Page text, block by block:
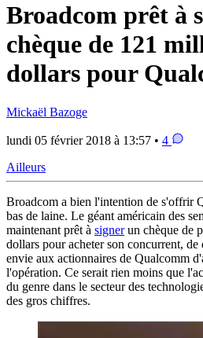
Broadcom prêt à
chèque de 121
dollars pour
Mickaël Bazoge
lundi 05 février 2018 à 13:57 • 4
Ailleurs
Broadcom a bien l'intention de s'offrir
bas de laine. Le géant américain des
maintenant prêt à signerun chèque de
dollars pour acheter son concurrent, de
envie aux actionnaires de Qualcomm
l'opération. Ce serait rien moins que
du genre dans le secteur des
des gros chiffres.